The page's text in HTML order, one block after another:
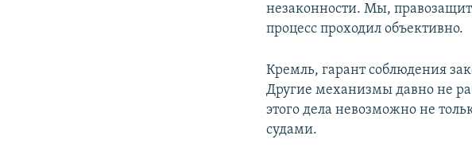
незаконности. Мы,
процесс проходил объективно.
Кремль, гарант соблюдения
Другие механизмы давно не
этого дела невозможно не
судами.